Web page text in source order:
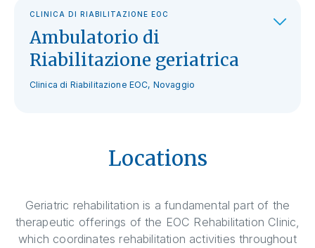
CLINICA DI RIABILITAZIONE EOC
Ambulatorio di
Riabilitazione geriatrica
Clinica di Riabilitazione EOC, Novaggio
Locations
Geriatric rehabilitation is a fundamental part of the
therapeutic offerings of the EOC Rehabilitation Clinic,
which coordinates rehabilitation activities throughout